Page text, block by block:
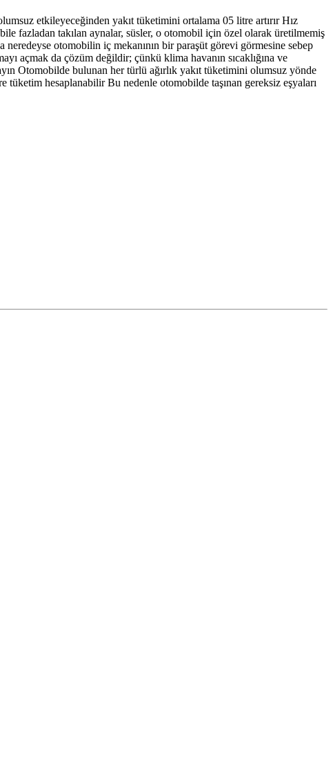
etkileyeceğinden yakıt tüketimini ortalama 05 litre artırır Hız
fazladan takılan aynalar, süsler, o otomobil için özel olarak üretilmemiş
otomobilin iç mekanının bir paraşüt görevi görmesine sebep
açmak da çözüm değildir; çünkü klima havanın sıcaklığına ve
Otomobilde bulunan her türlü ağırlık yakıt tüketimini olumsuz yönde
hesaplanabilir Bu nedenle otomobilde taşınan gereksiz eşyaları